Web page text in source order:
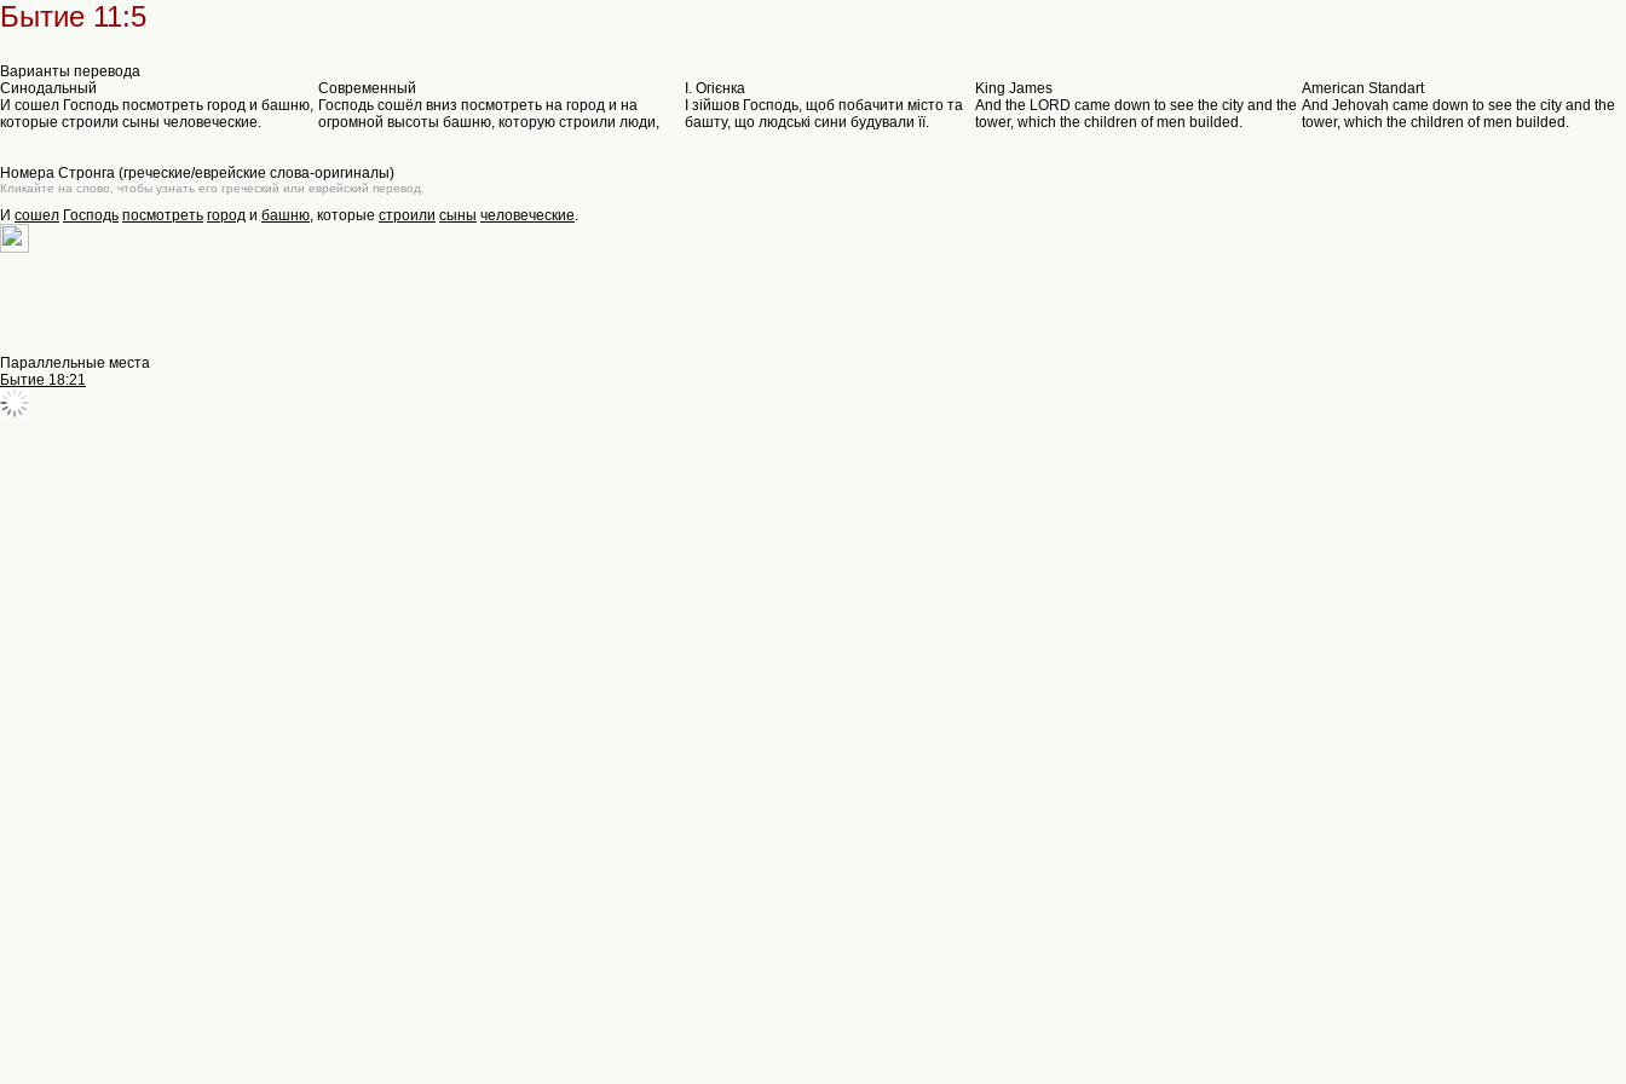
Бытие 11:5
Варианты перевода
Синодальный
И сошел Господь посмотреть город и башню,
которые строили сыны человеческие.
Современный
Господь сошёл вниз посмотреть на город и на
огромной высоты башню, которую строили люди,
I. Oгієнка
І зійшов Господь, щоб побачити місто та
башту, що людські сини будували її.
King James
And the LORD came down to see the city and the
tower, which the children of men builded.
American Standart
And Jehovah came down to see the city and the
tower, which the children of men builded.
Номера Стронга (греческие/еврейские слова-оригиналы)
Кликайте на слово, чтобы узнать его греческий или еврейский перевод.
И сошел Господь посмотреть город и башню, которые строили сыны человеческие.
Параллельные места
Бытие 18:21